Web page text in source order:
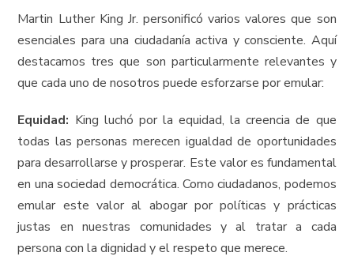
Martin Luther King Jr. personificó varios valores que son
esenciales para una ciudadanía activa y consciente. Aquí
destacamos tres que son particularmente relevantes y
que cada uno de nosotros puede esforzarse por emular:
Equidad: King luchó por la equidad, la creencia de que
todas las personas merecen igualdad de oportunidades
para desarrollarse y prosperar. Este valor es fundamental
en una sociedad democrática. Como ciudadanos, podemos
emular este valor al abogar por políticas y prácticas
justas en nuestras comunidades y al tratar a cada
persona con la dignidad y el respeto que merece.